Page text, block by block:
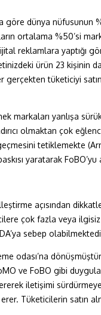
dünya nüfusunun
ortalama %50’si
reklamlara
ürün 23
tüketiciyi
markaları yanlışa
olmaktan çok
tetiklemekte
yaratarak FoBO’yu
açısından
çok fazla veya
sebep
odası’na
ve FoBO gibi
iletişimi
Tüketicilerin satın